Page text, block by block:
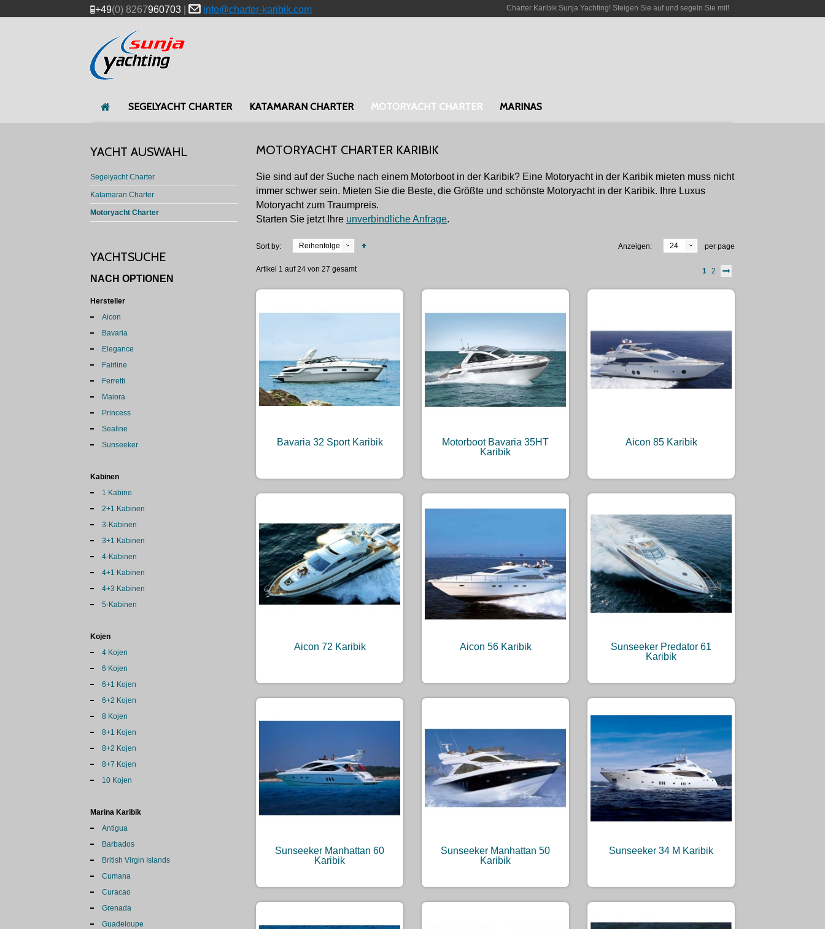
+49(0) 8267960703 info@charter-karibik.com Charter Karibik Sunja Yachting! Steigen Sie auf und segeln Sie mit!
SEGELYACHT CHARTER KATAMARAN CHARTER MOTORYACHT CHARTER MARINAS
MOTORYACHT CHARTER KARIBIK
Sie sind auf der Suche nach einem Motorboot in der Karibik? Eine Motoryacht in der Karibik mieten muss nicht
immer schwer sein. Mieten Sie die Beste, die Größte und schönste Motoryacht in der Karibik. Ihre Luxus
Motoryacht zum Traumpreis.
Starten Sie jetzt Ihre unverbindliche Anfrage.
Sort by: Reihenfolge Anzeigen: 24 per page
Artikel 1 auf 24 von 27 gesamt 1 2
Bavaria 32 Sport Karibik
Motorboot Bavaria 35HT
Karibik
Aicon 85 Karibik
Aicon 72 Karibik Aicon 56 Karibik
Sunseeker Predator 61
Karibik
Sunseeker Manhattan 60
Karibik
Sunseeker Manhattan 50
Karibik
Sunseeker 34 M Karibik
YACHT AUSWAHL
Segelyacht Charter
Katamaran Charter
Motoryacht Charter
YACHTSUCHE
NACH OPTIONEN
Hersteller
Aicon
Bavaria
Elegance
Fairline
Ferretti
Maiora
Princess
Sealine
Sunseeker
Kabinen
1 Kabine
2+1 Kabinen
3-Kabinen
3+1 Kabinen
4-Kabinen
4+1 Kabinen
4+3 Kabinen
5-Kabinen
Kojen
4 Kojen
6 Kojen
6+1 Kojen
6+2 Kojen
8 Kojen
8+1 Kojen
8+2 Kojen
8+7 Kojen
10 Kojen
Marina Karibik
Antigua
Barbados
British Virgin Islands
Cumana
Curacao
Grenada
Guadeloupe